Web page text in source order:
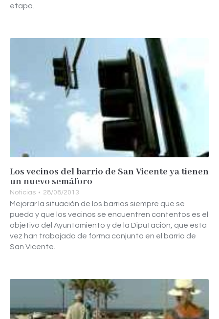
etapa.
Los vecinos del barrio de San Vicente ya tienen
un nuevo semáforo
Noticias 28/08/2013
Mejorar la situación de los barrios siempre que se
pueda y que los vecinos se encuentren contentos es el
objetivo del Ayuntamiento y de la Diputación, que esta
vez han trabajado de forma conjunta en el barrio de
San Vicente.